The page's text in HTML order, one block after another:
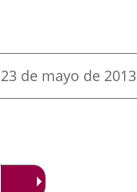
Fecha
la
23 de mayo de 2013